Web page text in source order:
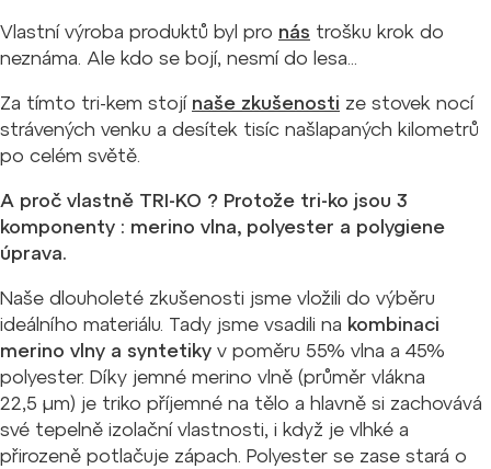
Vlastní výroba produktů byl pro nás trošku krok do
neznáma. Ale kdo se bojí, nesmí do lesa...
Za tímto tri-kem stojí naše zkušenosti ze stovek nocí
strávených venku a desítek tisíc našlapaných kilometrů
po celém světě.
A proč vlastně TRI-KO ? Protože tri-ko jsou 3
komponenty : merino vlna, polyester a polygiene
úprava.
Naše dlouholeté zkušenosti jsme vložili do výběru
ideálního materiálu. Tady jsme vsadili na kombinaci
merino vlny a syntetiky v poměru 55% vlna a 45%
polyester. Díky jemné merino vlně (průměr vlákna
22,5 µm) je triko příjemné na tělo a hlavně si zachovává
své tepelně izolační vlastnosti, i když je vlhké a
přirozeně potlačuje zápach. Polyester se zase stará o